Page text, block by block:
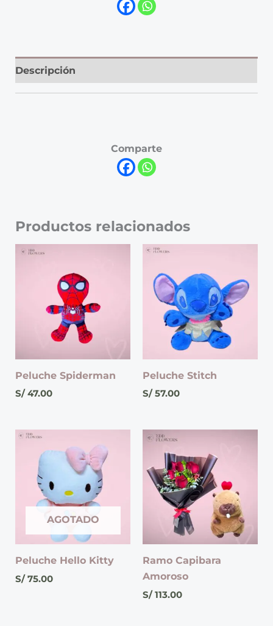
Descripción
Comparte
Productos relacionados
Peluche Spiderman
S/47.00
Peluche Stitch
S/57.00
AGOTADO
Peluche Hello Kitty
S/75.00
Ramo Capibara
Amoroso
S/113.00